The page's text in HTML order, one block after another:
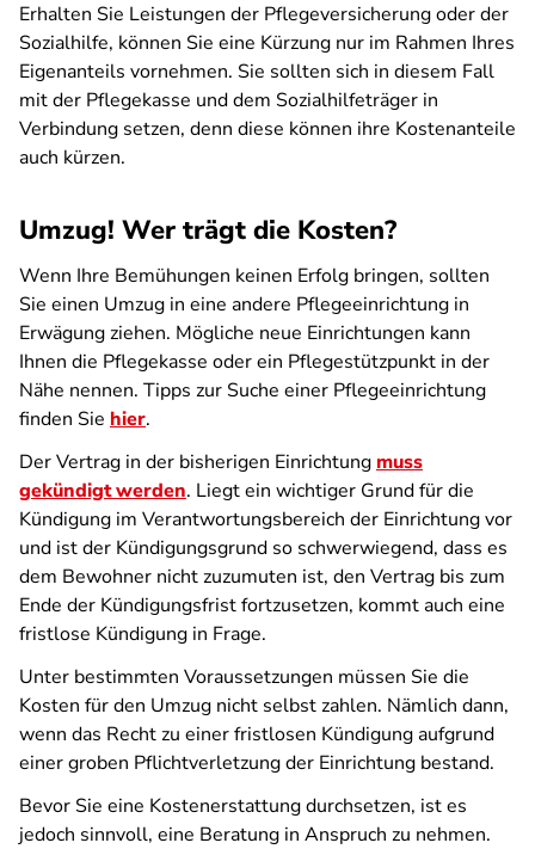
Erhalten Sie Leistungen der Pflegeversicherung oder der
Sozialhilfe, können Sie eine Kürzung nur im Rahmen Ihres
Eigenanteils vornehmen. Sie sollten sich in diesem Fall
mit der Pflegekasse und dem Sozialhilfeträger in
Verbindung setzen, denn diese können ihre Kostenanteile
auch kürzen.
Umzug! Wer trägt die Kosten?
Wenn Ihre Bemühungen keinen Erfolg bringen, sollten
Sie einen Umzug in eine andere Pflegeeinrichtung in
Erwägung ziehen. Mögliche neue Einrichtungen kann
Ihnen die Pflegekasse oder ein Pflegestützpunkt in der
Nähe nennen. Tipps zur Suche einer Pflegeeinrichtung
finden Sie hier.
Der Vertrag in der bisherigen Einrichtung muss
gekündigt werden. Liegt ein wichtiger Grund für die
Kündigung im Verantwortungsbereich der Einrichtung vor
und ist der Kündigungsgrund so schwerwiegend, dass es
dem Bewohner nicht zuzumuten ist, den Vertrag bis zum
Ende der Kündigungsfrist fortzusetzen, kommt auch eine
fristlose Kündigung in Frage.
Unter bestimmten Voraussetzungen müssen Sie die
Kosten für den Umzug nicht selbst zahlen. Nämlich dann,
wenn das Recht zu einer fristlosen Kündigung aufgrund
einer groben Pflichtverletzung der Einrichtung bestand.
Bevor Sie eine Kostenerstattung durchsetzen, ist es
jedoch sinnvoll, eine Beratung in Anspruch zu nehmen.